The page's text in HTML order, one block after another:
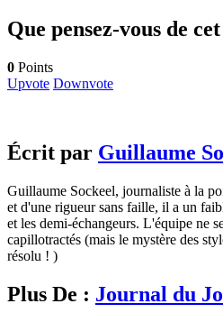
Que pensez-vous de
0 Points
Upvote Downvote
Écrit par Guillaume
Guillaume Sockeel, journaliste à la
et d'une rigueur sans faille, il a un
et les demi-échangeurs. L'équipe ne
capillotractés (mais le mystère des
résolu ! )
Plus De : Journal du